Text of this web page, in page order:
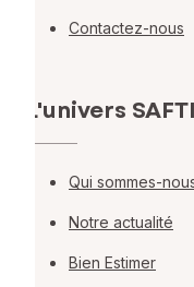
Contactez-nous
L'univers SAFTI
Qui sommes-
Notre actualité
Bien Estimer